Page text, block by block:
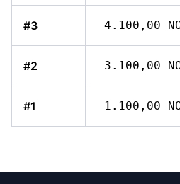
#3 4.100,00
#2 3.100,00
#1 1.100,00